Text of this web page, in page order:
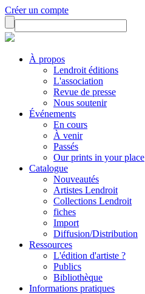
Créer un compte
À propos
Lendroit éditions
L'association
Revue de presse
Nous soutenir
Événements
En cours
À venir
Passés
Our prints in your place
Catalogue
Nouveautés
Artistes Lendroit
Collections Lendroit
fiches
Import
Diffusion/Distribution
Ressources
L'édition d'artiste ?
Publics
Bibliothèque
Informations pratiques